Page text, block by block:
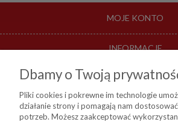
MOJE KONTO
INFORMACJE
O NAS
DOSTAWA I
Dbamy o Twoją
Pliki cookies i pokrewne im technologie
działanie strony i pomagają nam
potrzeb. Możesz zaakceptować